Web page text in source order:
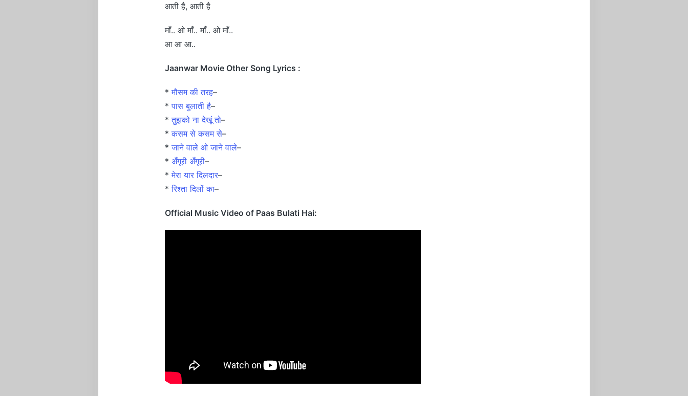
आती है, आती है
माँ.. ओ माँ.. माँ.. ओ माँ..
आ आ आ..
Jaanwar Movie Other Song Lyrics :
*मौसम की तरह–
*पास बुलाती है–
*तुझको ना देखूं तो–
*कसम से कसम से–
*जाने वाले ओ जाने वाले–
* अँगूरी अँगूरी–
*मेरा यार दिलदार–
*रिश्ता दिलों का–
Official Music Video of Paas Bulati Hai: